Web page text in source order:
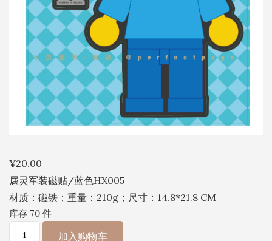
¥20.00
属灵军装磁贴/蓝色HX005
材质：磁铁；重量：210g；尺寸：14.8*21.8 CM
库存 70 件
加入购物车